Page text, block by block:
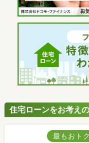
住宅ローンをお考え
最もおト